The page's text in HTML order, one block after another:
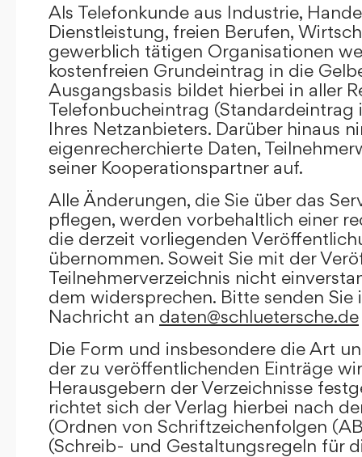
Als Telefonkunde aus Industrie,
Dienstleistung, freien Berufen,
gewerblich tätigen Organisationen
kostenfreien Grundeintrag in die
Ausgangsbasis bildet hierbei in aller
Telefonbucheintrag (Standardeintrag
Ihres Netzanbieters. Darüber hinaus
eigenrecherchierte Daten,
seiner Kooperationspartner auf.
Alle Änderungen, die Sie über das
pflegen, werden vorbehaltlich einer
die derzeit vorliegenden
übernommen. Soweit Sie mit der
Teilnehmerverzeichnis nicht
dem widersprechen. Bitte senden Sie
Nachricht an daten@schluetersche.de
Die Form und insbesondere die Art
der zu veröffentlichenden Einträge
Herausgebern der Verzeichnisse
richtet sich der Verlag hierbei nach
(Ordnen von Schriftzeichenfolgen
(Schreib- und Gestaltungsregeln für